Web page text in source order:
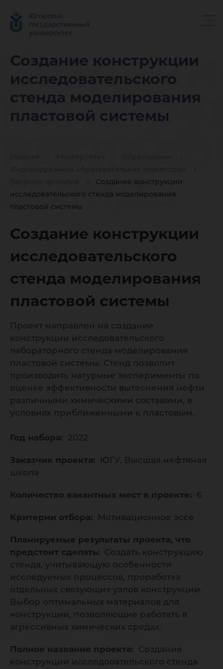
Создание конструкции
исследовательского
стенда моделирования
пластовой системы
Создание конструкции
исследовательского стенда моделирования
пластовой системы
стенда
Создание конструкции
исследовательского
стенда моделирования
пластовой системы
Проект направлен на создание
конструкции исследовательского
лабораторного стенда моделирования
пластовой системы. Стенд позволит
производить натурные эксперименты по
оценке эффективности вытеснения нефти
различными химическими составами, в
условиях приближенными к пластовым.
Год набора: 2022
Заказчик проекта:
ЮГУ, Высшая нефтяная
школа
Количество вакантных мест в проекте: 6
Критерии отбора: Мотивационное эссе
Планируемые результаты проекта, что
предстоит сделать: Создать конструкцию
стенда, учитывающую особенности
исследуемых процессов, проработка
отдельных связующих узлов конструкции.
Выбор оптимальных материалов для
конструкции, позволяющие работать в
агрессивных химических средах.
Полное название проекта: Создание
конструкции исследовательского стенда